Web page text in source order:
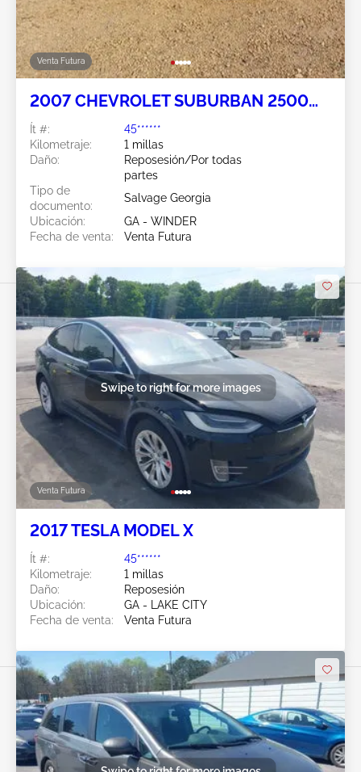
Venta Futura
2007 CHEVROLET SUBURBAN 2500
6.0L
Ít #:
45******
Kilometraje:
1 millas
Daño:
Reposesión/Por todas
partes
Tipo de
documento:
Salvage Georgia
Ubicación:
GA - WINDER
Fecha de venta:
Venta Futura
Venta Futura
Swipe to right for more images
2017 TESLA MODEL X
Ít #:
45******
Kilometraje:
1 millas
Daño:
Reposesión
Ubicación:
GA - LAKE CITY
Fecha de venta:
Venta Futura